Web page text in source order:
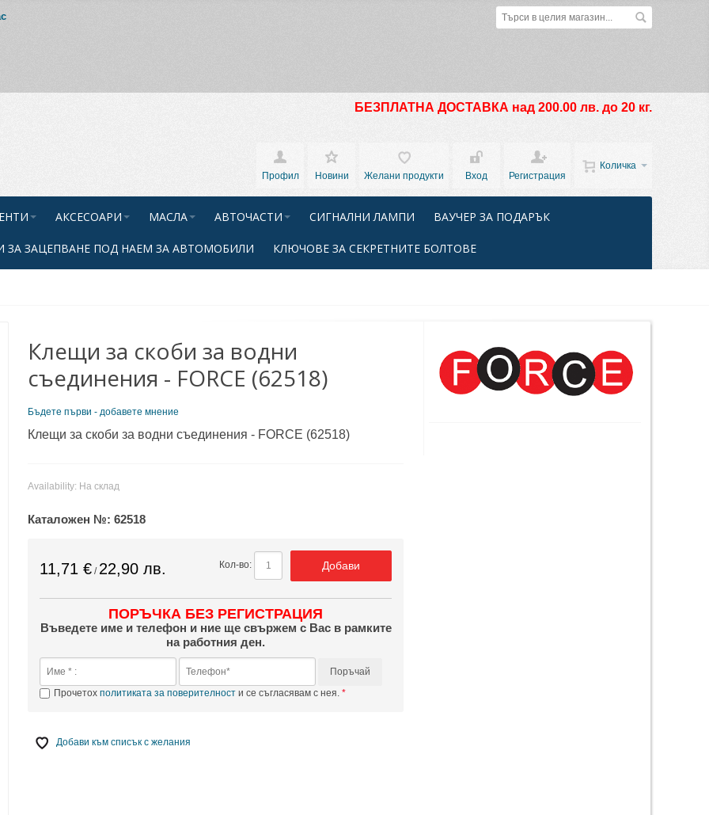
БЕЗПЛАТНА ДОСТАВКА над 200.00 лв. до 20 кг.
Количка
Профил
Новини Желани продукти Вход Регистрация
АКСЕСОАРИ МАСЛА АВТОЧАСТИ СИГНАЛНИ ЛАМПИ ВАУЧЕР ЗА ПОДАРЪК
ЗА ЗАЦЕПВАНЕ ПОД НАЕМ ЗА АВТОМОБИЛИ КЛЮЧОВЕ ЗА СЕКРЕТНИТЕ БОЛТОВЕ
Клещи за скоби за водни
съединения - FORCE (62518)
Бъдете първи - добавете мнение
Клещи за скоби за водни съединения - FORCE (62518)
Availability: На склад
Каталожен №:62518
11,71 € / 22,90 лв. Кол-во: Добави
ПОРЪЧКА БЕЗ РЕГИСТРАЦИЯ
Въведете име и телефон и ние ще свържем с Вас в рамките
на работния ден.
Поръчай
Прочетохполитиката за поверителност и се съгласявам с нея.
Добави към списък с желания